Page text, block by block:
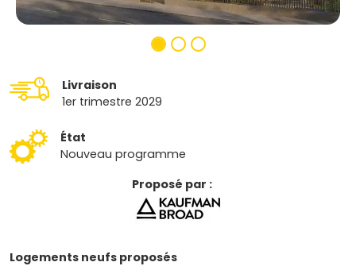
Livraison
1er trimestre 2029
État
Nouveau programme
Proposé par :
Logements neufs proposés